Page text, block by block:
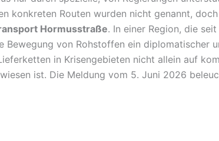
konkreten Routen wurden nicht genannt,
Hormusstraße. In einer Region, die
Bewegung von Rohstoffen ein
in Krisengebieten nicht allein auf
ist. Die Meldung vom 5. Juni 2026